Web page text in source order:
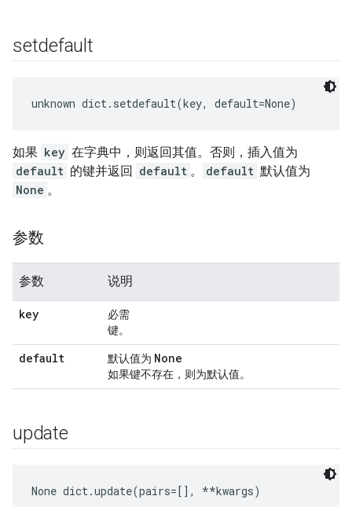
setdefault
unknown dict.setdefault(key, default=None)
如果 key 在字典中，则返回其值。否则，插入值为
default 的键并返回 default 。 default 默认值为
None 。
参数
参数 说明
key
必需
键。
default 默认值为 None
如果键不存在，则为默认值。
update
None dict.update(pairs=[], **kwargs)